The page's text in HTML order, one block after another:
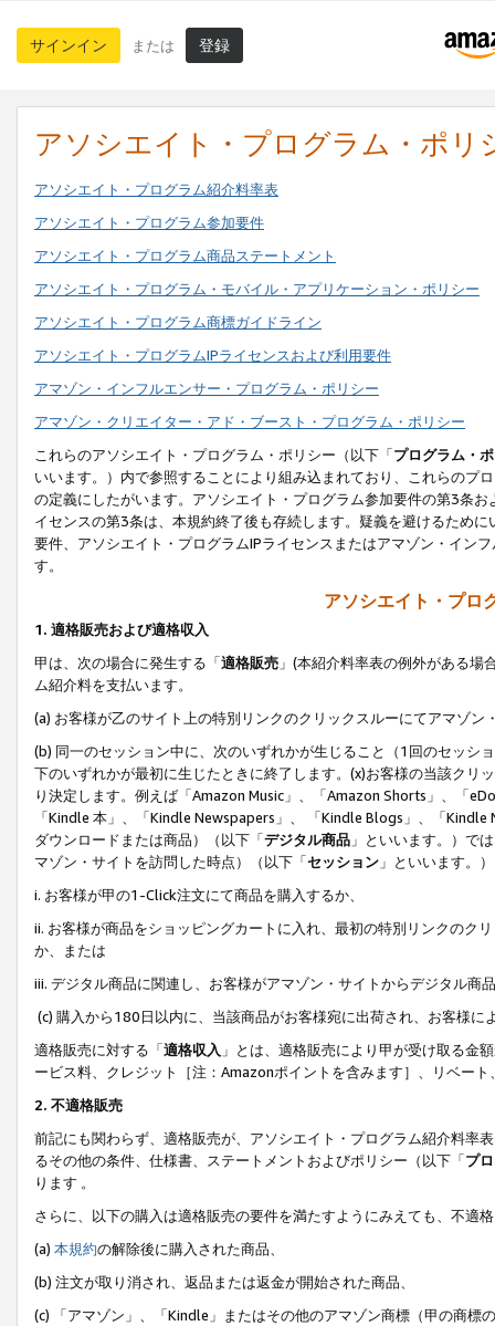
サインイン または 登録
アソシエイト・プログラム・ポリ
アソシエイト・プログラム紹介料率表
アソシエイト・プログラム参加要件
アソシエイト・プログラム商品ステートメント
アソシエイト・プログラム・モバイル・アプリケーション・ポリシー
アソシエイト・プログラム商標ガイドライン
アソシエイト・プログラムIPライセンスおよび利用要件
アマゾン・インフルエンサー・プログラム・ポリシー
アマゾン・クリエイター・アド・ブースト・プログラム・ポリシー
これらのアソシエイト・プログラム・ポリシー（以下「プログラム・
いいます。）内で参照することにより組み込まれており、これらのプ
の定義にしたがいます。アソシエイト・プログラム参加要件の第3条
イセンスの第3条は、本規約終了後も存続します。疑義を避けるため
要件、アソシエイト・プログラムIPライセンスまたはアマゾン・イン
す。
アソシエイト・プロ
1. 適格販売および適格収入
甲は、次の場合に発生する「適格販売 」(本紹介料率表の例外がある
ム紹介料を支払います。
(a) お客様が乙のサイト上の特別リンクのクリックスルーにてアマゾン
(b) 同一のセッション中に、次のいずれかが生じること（1回のセッシ
下のいずれかが最初に生じたときに終了します。(x)お客様の当該ク
り決定します。例えば「Amazon Music」、「Amazon Shorts」、「
「Kindle 本」、「Kindle Newspapers」、 「Kindle Blogs」、「
ダウンロードまたは商品）（以下「デジタル商品 」といいます。）で
マゾン・サイトを訪問した時点）（以下「セッション 」といいます。
i. お客様が甲の1-Click注文にて商品を購入するか、
ii. お客様が商品をショッピングカートに入れ、最初の特別リンクのク
か、または
iii. デジタル商品に関連し、お客様がアマゾン・サイトからデジタル
(c) 購入から180日以内に、当該商品がお客様宛に出荷され、お客様
適格販売に対する「適格収入 」とは、適格販売により甲が受け取る金
ービス料、クレジット［注：Amazonポイントを含みます］、リベー
2. 不適格販売
前記にも関わらず、適格販売が、アソシエイト・プログラム紹介料率
るその他の条件、仕様書、ステートメントおよびポリシー（以下「プ
ります 。
さらに、以下の購入は適格販売の要件を満たすようにみえても、不適
(a) 本規約の解除後に購入された商品、
(b) 注文が取り消され、返品または返金が開始された商品、
(c) 「アマゾン」、「Kindle」またはその他のアマゾン商標（甲の商